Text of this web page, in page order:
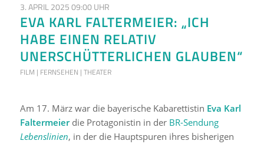
3. APRIL 2025 09:00 UHR
EVA KARL FALTERMEIER: „ICH
HABE EINEN RELATIV
UNERSCHÜTTERLICHEN GLAUBEN“
FILM | FERNSEHEN | THEATER
Am 17. März war die bayerische Kabarettistin Eva Karl
Faltermeierdie Protagonistin in der BR-Sendung
Lebenslinien, in der die Hauptspuren ihres bisherigen